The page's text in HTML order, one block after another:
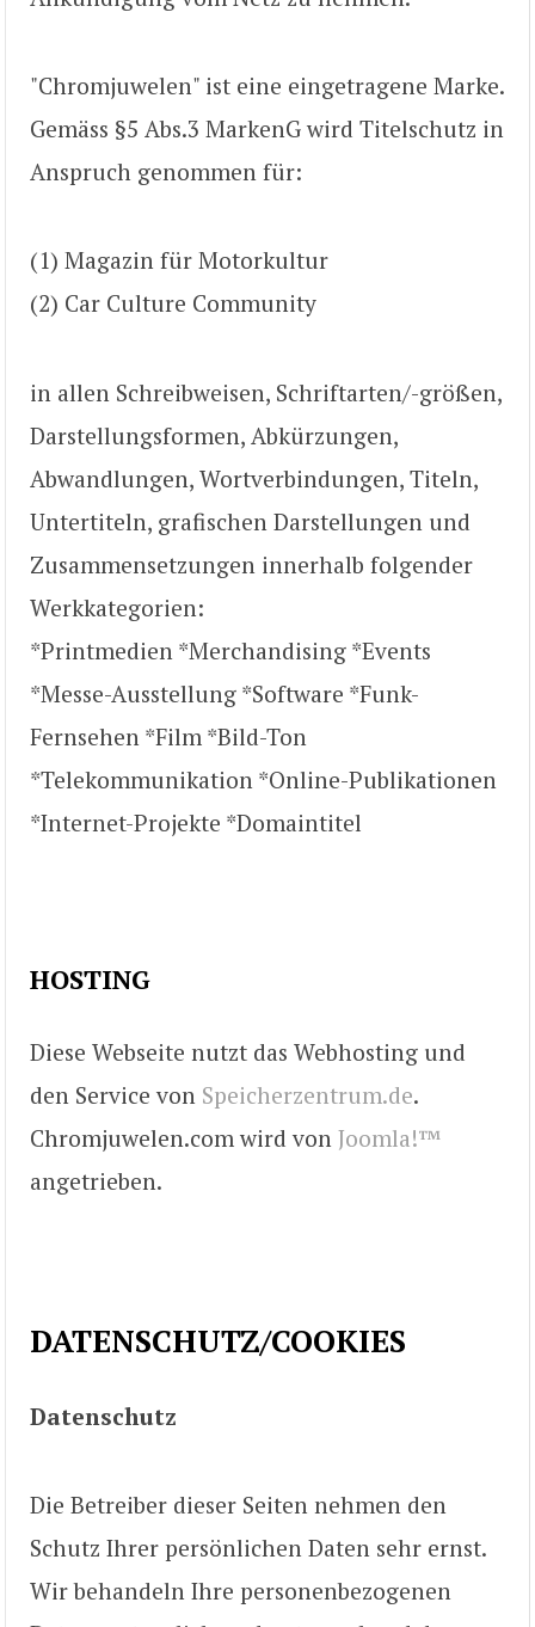
"Chromjuwelen" ist eine eingetragene Marke.
Gemäss §5 Abs.3 MarkenG wird Titelschutz in
Anspruch genommen für:
(1) Magazin für Motorkultur
(2) Car Culture Community
in allen Schreibweisen, Schriftarten/-größen,
Darstellungsformen, Abkürzungen,
Abwandlungen, Wortverbindungen, Titeln,
Untertiteln, grafischen Darstellungen und
Zusammensetzungen innerhalb folgender
Werkkategorien:
*Printmedien *Merchandising *Events
*Messe-Ausstellung *Software *Funk-
Fernsehen *Film *Bild-Ton
*Telekommunikation *Online-Publikationen
*Internet-Projekte *Domaintitel
HOSTING
Diese Webseite nutzt das Webhosting und
den Service von Speicherzentrum.de.
Chromjuwelen.com wird von Joomla!™
angetrieben.
DATENSCHUTZ/COOKIES
Datenschutz
Die Betreiber dieser Seiten nehmen den
Schutz Ihrer persönlichen Daten sehr ernst.
Wir behandeln Ihre personenbezogenen